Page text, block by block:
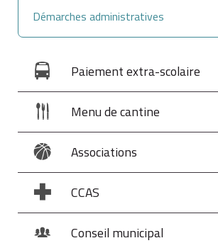
Démarches administratives
Paiement extra-scolaire
Menu de cantine
Associations
CCAS
Conseil municipal